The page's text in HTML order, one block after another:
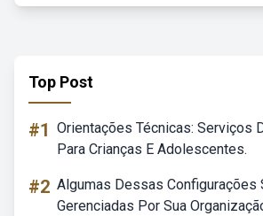
Top Post
#1 Orientações Técnicas: Serviços
Para Crianças E Adolescentes.
#2 Algumas Dessas Configurações
Gerenciadas Por Sua